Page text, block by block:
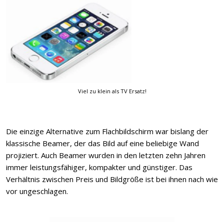
Viel zu klein als TV Ersatz!
Die einzige Alternative zum Flachbildschirm war bislang der
klassische Beamer, der das Bild auf eine beliebige Wand
projiziert. Auch Beamer wurden in den letzten zehn Jahren
immer leistungsfähiger, kompakter und günstiger. Das
Verhältnis zwischen Preis und Bildgröße ist bei ihnen nach wie
vor ungeschlagen.